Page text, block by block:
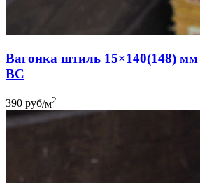
Вагонка штиль 15×140(148) мм
BC
390 руб/м2